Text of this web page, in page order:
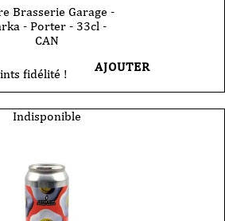
Brasserie Garage -
- Porter - 33cl -
CAN
fidélité ! AJOUTER
Indisponible